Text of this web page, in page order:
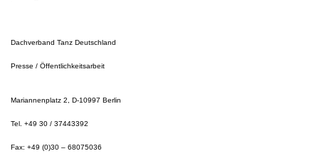
Dachverband Tanz Deutschland
Presse / Öffentlichkeitsarbeit
Mariannenplatz 2, D-10997 Berlin
Tel. +49 30 / 37443392
Fax: +49 (0)30 – 68075036